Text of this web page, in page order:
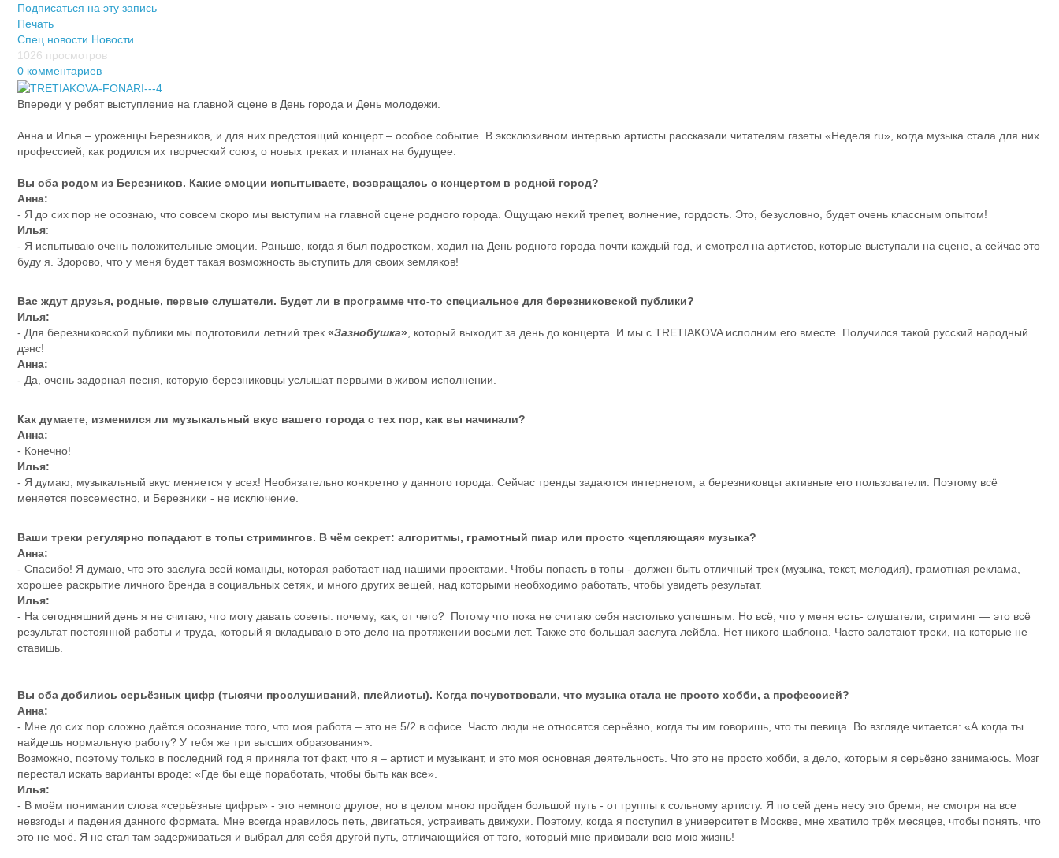
Подписаться на эту запись
Печать
Спец новости Новости
1026 просмотров
0 комментариев
Впереди у ребят выступление на главной сцене в День города и День молодежи.
Анна и Илья – уроженцы Березников, и для них предстоящий концерт – особое событие. В эксклюзивном интервью артисты рассказали читателям газеты «Неделя.ru», когда музыка стала для них
профессией, как родился их творческий союз, о новых треках и планах на будущее.
Вы оба родом из Березников. Какие эмоции испытываете, возвращаясь с концертом в родной город?
Анна:
- Я до сих пор не осознаю, что совсем скоро мы выступим на главной сцене родного города. Ощущаю некий трепет, волнение, гордость. Это, безусловно, будет очень классным опытом!
Илья:
- Я испытываю очень положительные эмоции. Раньше, когда я был подростком, ходил на День родного города почти каждый год, и смотрел на артистов, которые выступали на сцене, а сейчас это
буду я. Здорово, что у меня будет такая возможность выступить для своих земляков!
Вас ждут друзья, родные, первые слушатели. Будет ли в программе что-то специальное для березниковской публики?
Илья:
- Для березниковской публики мы подготовили летний трек «Зазнобушка» , который выходит за день до концерта. И мы с TRETIAKOVA исполним его вместе. Получился такой русский народный
дэнс!
Анна:
- Да, очень задорная песня, которую березниковцы услышат первыми в живом исполнении.
Как думаете, изменился ли музыкальный вкус вашего города с тех пор, как вы начинали?
Анна:
- Конечно!
Илья:
- Я думаю, музыкальный вкус меняется у всех! Необязательно конкретно у данного города. Сейчас тренды задаются интернетом, а березниковцы активные его пользователи. Поэтому всё
меняется повсеместно, и Березники - не исключение.
Ваши треки регулярно попадают в топы стримингов. В чём секрет: алгоритмы, грамотный пиар или просто «цепляющая» музыка?
Анна:
- Спасибо! Я думаю, что это заслуга всей команды, которая работает над нашими проектами. Чтобы попасть в топы - должен быть отличный трек (музыка, текст, мелодия), грамотная реклама,
хорошее раскрытие личного бренда в социальных сетях, и много других вещей, над которыми необходимо работать, чтобы увидеть результат.
Илья:
- На сегодняшний день я не считаю, что могу давать советы: почему, как, от чего? Потому что пока не считаю себя настолько успешным. Но всё, что у меня есть- слушатели, стриминг — это всё
результат постоянной работы и труда, который я вкладываю в это дело на протяжении восьми лет. Также это большая заслуга лейбла. Нет никого шаблона. Часто залетают треки, на которые не
ставишь.
Вы оба добились серьёзных цифр (тысячи прослушиваний, плейлисты). Когда почувствовали, что музыка стала не просто хобби, а профессией?
Анна:
- Мне до сих пор сложно даётся осознание того, что моя работа – это не 5/2 в офисе. Часто люди не относятся серьёзно, когда ты им говоришь, что ты певица. Во взгляде читается: «А когда ты
найдешь нормальную работу? У тебя же три высших образования».
Возможно, поэтому только в последний год я приняла тот факт, что я – артист и музыкант, и это моя основная деятельность. Что это не просто хобби, а дело, которым я серьёзно занимаюсь. Мозг
перестал искать варианты вроде: «Где бы ещё поработать, чтобы быть как все».
Илья:
- В моём понимании слова «серьёзные цифры» - это немного другое, но в целом мною пройден большой путь - от группы к сольному артисту. Я по сей день несу это бремя, не смотря на все
невзгоды и падения данного формата. Мне всегда нравилось петь, двигаться, устраивать движухи. Поэтому, когда я поступил в университет в Москве, мне хватило трёх месяцев, чтобы понять, что
это не моё. Я не стал там задерживаться и выбрал для себя другой путь, отличающийся от того, который мне прививали всю мою жизнь!